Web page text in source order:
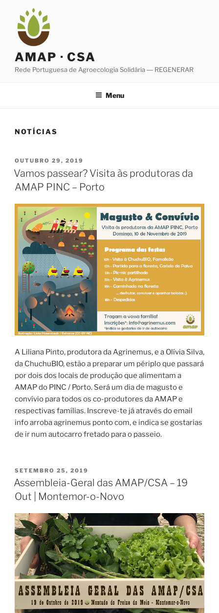
conteúdo
AMAP · CSA
Rede Portuguesa de Agroecologia Solidária ― REGENERAR
Menu
NOTÍCIAS
PUBLICADO
EM
OUTUBRO 29, 2019
Vamos passear? Visita às produtoras da
AMAP PINC – Porto
A Liliana Pinto, produtora da Agrinemus, e a Olívia Silva,
da ChuchuBIO, estão a preparar um périplo que passará
por dois dos locais de produção que alimentam a
AMAP do PINC / Porto. Será um dia de magusto e
convívio para todos os co-produtores da AMAP e
respectivas famílias. Inscreve-te já através do email
info arroba agrinemus ponto com, e indica se gostarias
de ir num autocarro fretado para o passeio.
PUBLICADO
EM
SETEMBRO 25, 2019
Assembleia-Geral das AMAP/CSA – 19
Out | Montemor-o-Novo